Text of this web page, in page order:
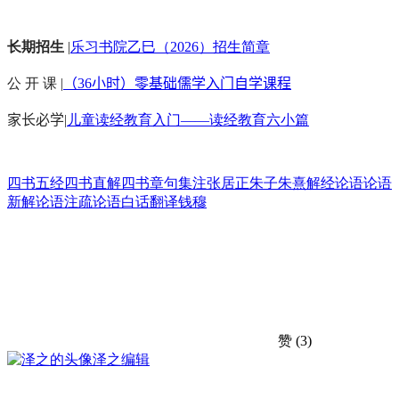
长期招生 |乐习书院乙巳（2026）招生简章
公 开 课 | （36小时）零基础儒学入门自学课程
家长必学| 儿童读经教育入门——读经教育六小篇
四书五经四书直解四书章句集注张居正朱子朱熹解经论语论语
新解论语注疏论语白话翻译钱穆
赞 (3)
泽之编辑